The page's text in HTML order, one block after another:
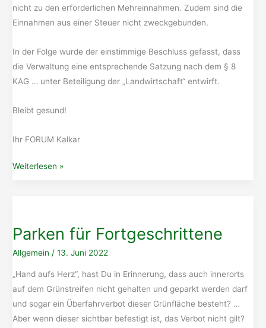
nicht zu den erforderlichen Mehreinnahmen. Zudem sind die
Einnahmen aus einer Steuer nicht zweckgebunden.
In der Folge wurde der einstimmige Beschluss gefasst, dass
die Verwaltung eine entsprechende Satzung nach dem § 8
KAG … unter Beteiligung der „Landwirtschaft“ entwirft.
Bleibt gesund!
Ihr FORUM Kalkar
Zustand
Weiterlesen »
Parken für Fortgeschrittene
Allgemein /13. Juni 2022
„Hand aufs Herz“, hast Du in Erinnerung, dass auch innerorts
auf dem Grünstreifen nicht gehalten und geparkt werden darf
und sogar ein Überfahrverbot dieser Grünfläche besteht? …
Aber wenn dieser sichtbar befestigt ist, das Verbot nicht gilt?